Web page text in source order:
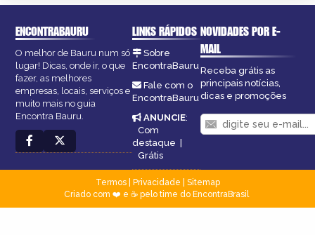
ENCONTRABAURU
O melhor de Bauru num só
lugar! Dicas, onde ir, o que
fazer, as melhores
empresas, locais, serviços e
muito mais no guia
Encontra Bauru.
LINKS RÁPIDOS
Sobre
EncontraBauru
Fale com o
EncontraBauru
ANUNCIE:
Com
destaque |
Grátis
NOVIDADES POR E-
MAIL
Receba grátis as
principais notícias,
dicas e promoções
Termos| Privacidade
Sitemap
Criado com ❤️ e ☕ pelo time do EncontraBrasil